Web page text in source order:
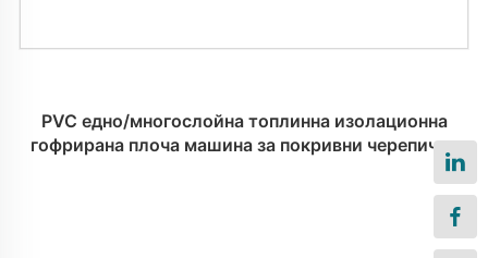
PVC едно/многослойна топлинна изолационна
гофрирана плоча машина за покривни черепични